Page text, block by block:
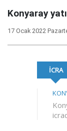
Konyaray
17 Ocak 2022